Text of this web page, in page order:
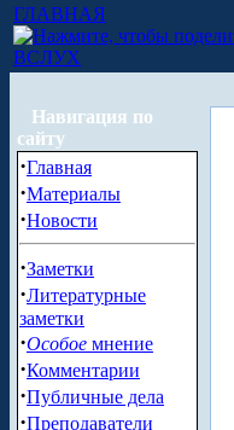
ГЛАВНАЯ
ВСЛУХ
Навигация по
сайту
·Главная
·Материалы
·Новости
·Заметки
·Литературные
заметки
·Особое мнение
·Комментарии
·Публичные дела
·Преподаватели